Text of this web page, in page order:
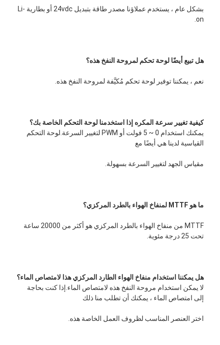
بشكل عام ، يستخدم عملاؤنا مصدر طاقة بتبديل 24vdc أو بطارية Li-
on.
هل تبيع أيضًا لوحة تحكم لمروحة النفخ هذه؟
نعم ، يمكننا توفير لوحة تحكم مُكيَّفة لمروحة النفخ هذه.
كيفية تغيير سرعة المكره إذا استخدمنا لوحة التحكم الخاصة بك؟
القياسية لدينا هي أيضًا مع
مقياس الجهد لتغيير السرعة بسهولة.
ما هو MTTF لمنفاخ الهواء بالطرد المركزي؟
تحت 25 درجة مئوية.
هل يمكننا استخدام منفاخ الهواء الطارد المركزي هذا لامتصاص الماء؟
إلى امتصاص الماء ، يمكنك أن تطلب منا ذلك
اختر العنصر المناسب لظروف العمل الخاصة هذه.